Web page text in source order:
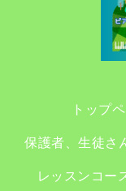
トップ
保護者、生徒さ
レッスンコー